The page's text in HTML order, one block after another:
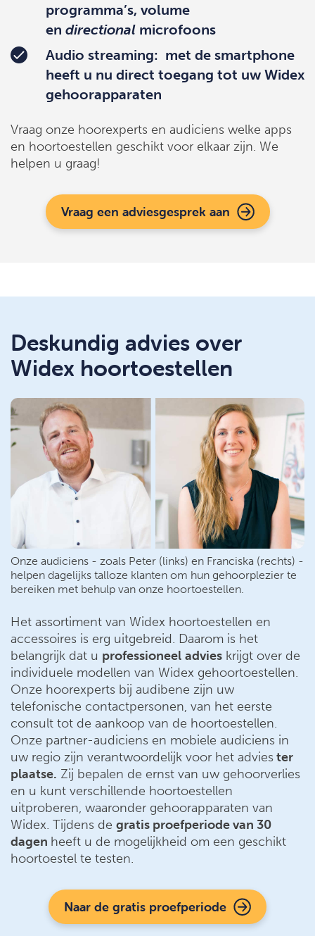
programma’s, volume
en directional microfoons
Audio streaming: met de smartphone
heeft u nu direct toegang tot uw Widex
gehoorapparaten
Vraag onze hoorexperts en audiciens welke apps
en hoortoestellen geschikt voor elkaar zijn. We
helpen u graag!
Vraag een adviesgesprek aan
Deskundig advies over
Widex hoortoestellen
Onze audiciens - zoals Peter (links) en Franciska (rechts) -
helpen dagelijks talloze klanten om hun gehoorplezier te
bereiken met behulp van onze hoortoestellen.
Het assortiment van Widex hoortoestellen en
accessoires is erg uitgebreid. Daarom is het
belangrijk dat u professioneel advies krijgt over de
individuele modellen van Widex gehoortoestellen.
Onze hoorexperts bij audibene zijn uw
telefonische contactpersonen, van het eerste
consult tot de aankoop van de hoortoestellen.
Onze partner-audiciens en mobiele audiciens in
uw regio zijn verantwoordelijk voor het adviester
plaatse. Zij bepalen de ernst van uw gehoorverlies
en u kunt verschillende hoortoestellen
uitproberen, waaronder gehoorapparaten van
Widex. Tijdens de gratis proefperiode van 30
dagen heeft u de mogelijkheid om een geschikt
hoortoestel te testen.
Naar de gratis proefperiode